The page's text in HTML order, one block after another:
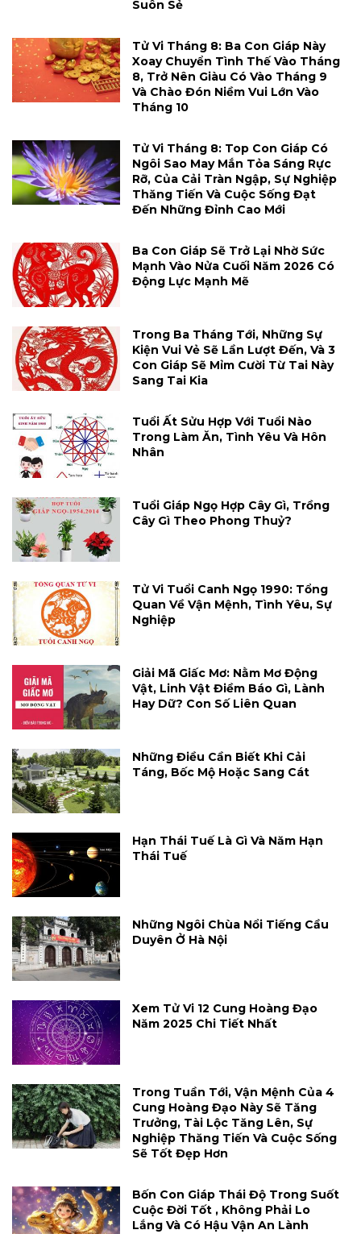
Suôn Sẻ
Tử Vi Tháng 8: Ba Con Giáp Này
Xoay Chuyển Tình Thế Vào Tháng
8, Trở Nên Giàu Có Vào Tháng 9
Và Chào Đón Niềm Vui Lớn Vào
Tháng 10
Tử Vi Tháng 8: Top Con Giáp Có
Ngôi Sao May Mắn Tỏa Sáng Rực
Rỡ, Của Cải Tràn Ngập, Sự Nghiệp
Thăng Tiến Và Cuộc Sống Đạt
Đến Những Đỉnh Cao Mới
Ba Con Giáp Sẽ Trở Lại Nhờ Sức
Mạnh Vào Nửa Cuối Năm 2026 Có
Động Lực Mạnh Mẽ
Trong Ba Tháng Tới, Những Sự
Kiện Vui Vẻ Sẽ Lần Lượt Đến, Và 3
Con Giáp Sẽ Mỉm Cười Từ Tai Này
Sang Tai Kia
Tuổi Ất Sửu Hợp Với Tuổi Nào
Trong Làm Ăn, Tình Yêu Và Hôn
Nhân
Tuổi Giáp Ngọ Hợp Cây Gì, Trồng
Cây Gì Theo Phong Thuỷ?
Tử Vi Tuổi Canh Ngọ 1990: Tổng
Quan Về Vận Mệnh, Tình Yêu, Sự
Nghiệp
Giải Mã Giấc Mơ: Nằm Mơ Động
Vật, Linh Vật Điềm Báo Gì, Lành
Hay Dữ? Con Số Liên Quan
Những Điều Cần Biết Khi Cải
Táng, Bốc Mộ Hoặc Sang Cát
Hạn Thái Tuế Là Gì Và Năm Hạn
Thái Tuế
Những Ngôi Chùa Nổi Tiếng Cầu
Duyên Ở Hà Nội
Xem Tử Vi 12 Cung Hoàng Đạo
Năm 2025 Chi Tiết Nhất
Trong Tuần Tới, Vận Mệnh Của 4
Cung Hoàng Đạo Này Sẽ Tăng
Trưởng, Tài Lộc Tăng Lên, Sự
Nghiệp Thăng Tiến Và Cuộc Sống
Sẽ Tốt Đẹp Hơn
Bốn Con Giáp Thái Độ Trong Suốt
Cuộc Đời Tốt , Không Phải Lo
Lắng Và Có Hậu Vận An Lành